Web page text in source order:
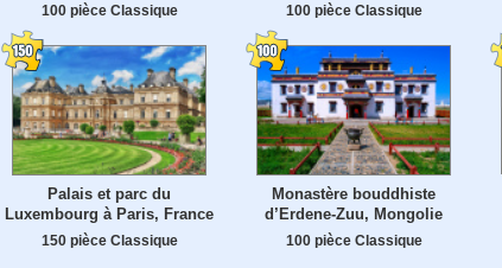
100 pièce Classique 100 pièce Classique
Palais et parc du
Luxembourg à Paris, France
150 pièce Classique
Monastère bouddhiste
d’Erdene-Zuu, Mongolie
100 pièce Classique